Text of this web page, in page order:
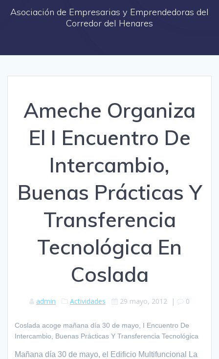
Asociación de Empresarias y Emprendedoras del
Corredor del Henares
Ameche Organiza
El I Encuentro De
Intercambio,
Buenas Prácticas Y
Transferencia
Tecnológica En
Coslada
admin Actividades 29 mayo, 2012 | 0
Coslada acoge mañana día 30 de mayo, I Encuentro De
Intercambio, Buenas Prácticas Y Transferencia Tecnológica
Mañana día 30 de mayo, el Edificio Multifuncional La